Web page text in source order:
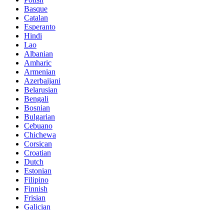
Basque
Catalan
Esperanto
Hindi
Lao
Albanian
Amharic
Armenian
Azerbaijani
Belarusian
Bengali
Bosnian
Bulgarian
Cebuano
Chichewa
Corsican
Croatian
Dutch
Estonian
Filipino
Finnish
Frisian
Galician